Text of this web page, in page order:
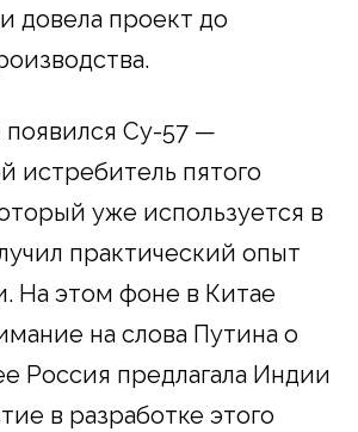
довела проект до
появился Су-57 —
истребитель пятого
уже используется в
практический опыт
На этом фоне в Китае
на слова Путина о
Россия предлагала Индии
в разработке этого